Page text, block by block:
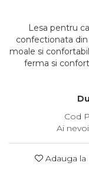
Lesa pentru
confectionata
moale si
ferma si
Cod
Ai
Adauga la